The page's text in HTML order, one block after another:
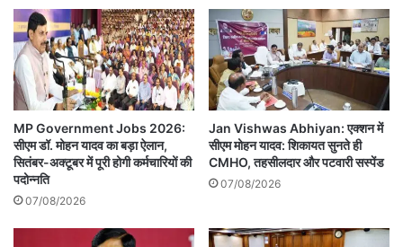
MP Government Jobs 2026:
सीएम डॉ. मोहन यादव का बड़ा ऐलान,
सितंबर-अक्टूबर में पूरी होगी कर्मचारियों की
पदोन्नति
07/08/2026
Jan Vishwas Abhiyan: एक्शन में
सीएम मोहन यादव: शिकायत सुनते ही
CMHO, तहसीलदार और पटवारी सस्पेंड
07/08/2026